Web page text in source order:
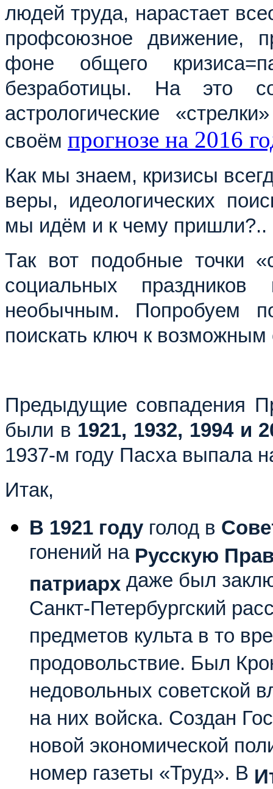
людей труда, нарастает
профсоюзное движение,
фоне общего
безработицы. На это
астрологические
своём прогнозе на 2016
Как мы знаем, кризисы
веры, идеологических
мы идём и к чему пришли?..
Так вот подобные точки
социальных праздников
необычным. Попробуем
поискать ключ к
Предыдущие совпадения
были в 1921, 1932, 1994 и
1937-м году Пасха выпала
Итак,
В 1921 году голод в
гонений на Русскую
патриарх даже был
Санкт-Петербургский
предметов культа в то
продовольствие. Был
недовольных советской
на них войска. Создан
новой экономической
номер газеты «Труд». В